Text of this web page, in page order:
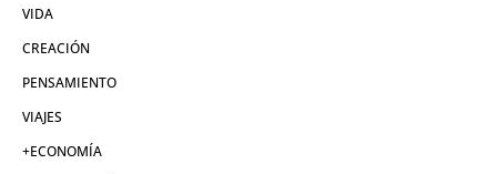
VIDA
CREACIÓN
PENSAMIENTO
VIAJES
+ECONOMÍA